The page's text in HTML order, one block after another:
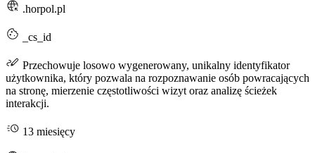
.horpol.pl
_cs_id
Przechowuje losowo wygenerowany, unikalny identyfikator
użytkownika, który pozwala na rozpoznawanie osób powracających
na stronę, mierzenie częstotliwości wizyt oraz analizę ścieżek
interakcji.
13 miesięcy